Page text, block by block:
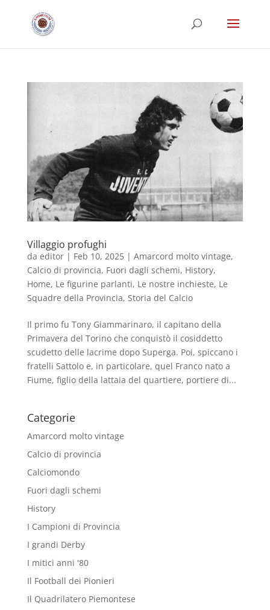
Villaggio profughi
da editor| Feb 10, 2025| Amarcord molto vintage,
Calcio di provincia, Fuori dagli schemi, History,
Home, Le figurine parlanti, Le nostre inchieste, Le
Squadre della Provincia, Storia del Calcio
Il primo fu Tony Giammarinaro, il capitano della
Primavera del Torino che conquistò il cosiddetto
scudetto delle lacrime dopo Superga. Poi, spiccano i
fratelli Sattolo e, in particolare, quel Franco nato a
Fiume, figlio della lattaia del quartiere, portiere di...
Categorie
Amarcord molto vintage
Calcio di provincia
Calciomondo
Fuori dagli schemi
History
I Campioni di Provincia
I grandi Derby
I mitici anni '80
Il Football dei Pionieri
Il Quadrilatero Piemontese